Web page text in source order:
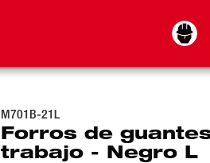
M701B-21L
Forros de
trabajo - Negro L